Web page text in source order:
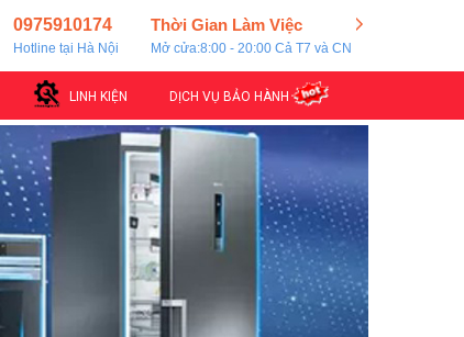
Thời Gian Làm Việc
Mở cửa:8:00 - 20:00 Cả T7 và CN
0975910174
Hotline tại Hà Nội
LINH KIỆN DỊCH VỤ BẢO HÀNH